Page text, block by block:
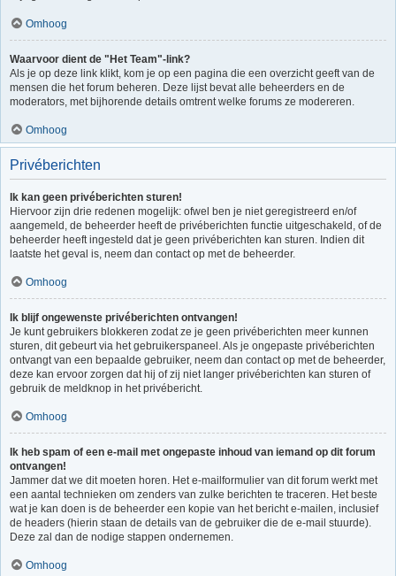
Omhoog
Waarvoor dient de "Het Team"-link?
Als je op deze link klikt, kom je op een pagina die een overzicht geeft van de
mensen die het forum beheren. Deze lijst bevat alle beheerders en de
moderators, met bijhorende details omtrent welke forums ze modereren.
Omhoog
Privéberichten
Ik kan geen privéberichten sturen!
Hiervoor zijn drie redenen mogelijk: ofwel ben je niet geregistreerd en/of
aangemeld, de beheerder heeft de privéberichten functie uitgeschakeld, of de
beheerder heeft ingesteld dat je geen privéberichten kan sturen. Indien dit
laatste het geval is, neem dan contact op met de beheerder.
Omhoog
Ik blijf ongewenste privéberichten ontvangen!
Je kunt gebruikers blokkeren zodat ze je geen privéberichten meer kunnen
sturen, dit gebeurt via het gebruikerspaneel. Als je ongepaste privéberichten
ontvangt van een bepaalde gebruiker, neem dan contact op met de beheerder,
deze kan ervoor zorgen dat hij of zij niet langer privéberichten kan sturen of
gebruik de meldknop in het privébericht.
Omhoog
Ik heb spam of een e-mail met ongepaste inhoud van iemand op dit forum
ontvangen!
Jammer dat we dit moeten horen. Het e-mailformulier van dit forum werkt met
een aantal technieken om zenders van zulke berichten te traceren. Het beste
wat je kan doen is de beheerder een kopie van het bericht e-mailen, inclusief
de headers (hierin staan de details van de gebruiker die de e-mail stuurde).
Deze zal dan de nodige stappen ondernemen.
Omhoog